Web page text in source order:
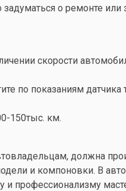
о ремонте или
скорости
по показаниям датчика
150тыс. км.
должна
и компоновки. В
и профессионализму